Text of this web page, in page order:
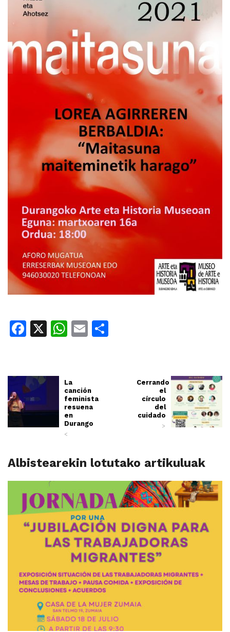
Facebook
X WhatsApp
Email
La
canción
feminista
resuena
en
Durango
<
Cerrando
el
círculo
del
cuidado
>
Albistearekin lotutako artikuluak